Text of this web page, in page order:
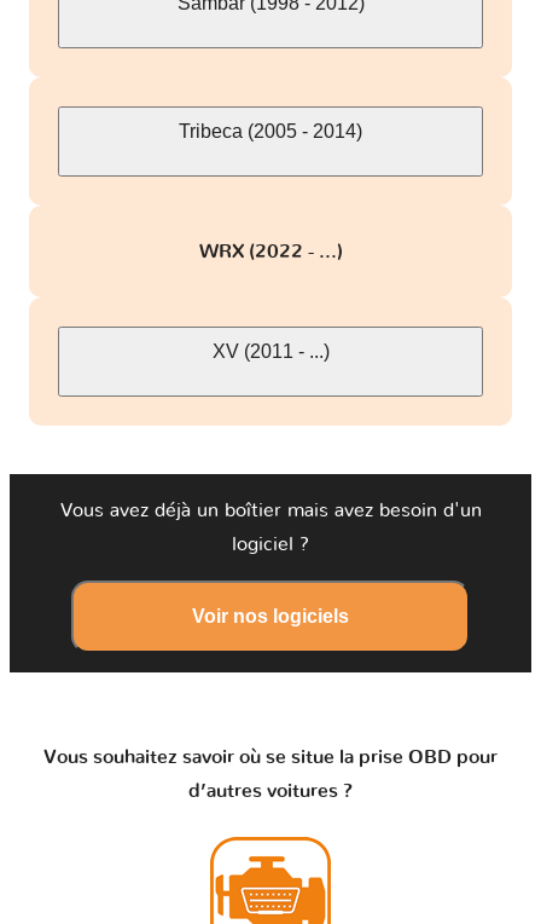
Tribeca (2005 - 2014)
WRX (2022 - ...)
XV (2011 - ...)
Vous avez déjà un boîtier mais avez besoin d'un
logiciel ?
Voir nos logiciels
Vous souhaitez savoir où se situe la prise OBD pour
d’autres voitures ?